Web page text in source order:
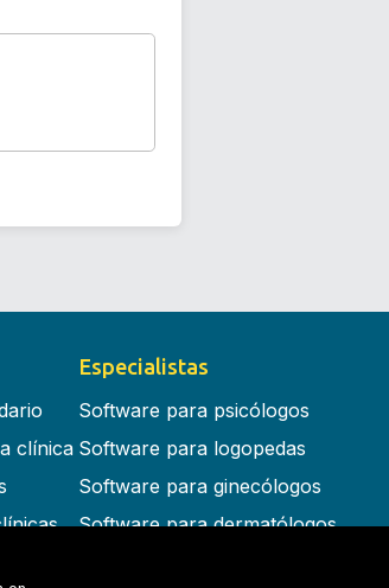
clínica
Especialistas
Software para psicólogos
Software para logopedas
Software para ginecólogos
Software para dermatólogos